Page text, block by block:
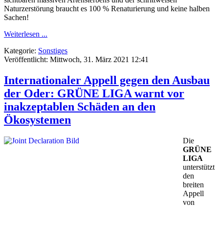
Naturzerstörung braucht es 100 % Renaturierung und keine halben
Sachen!
Weiterlesen ...
Kategorie: Sonstiges
Veröffentlicht: Mittwoch, 31. März 2021 12:41
Internationaler Appell gegen den Ausbau
der Oder: GRÜNE LIGA warnt vor
inakzeptablen Schäden an den
Ökosystemen
Die
GRÜNE
LIGA
unterstützt
den
breiten
Appell
von